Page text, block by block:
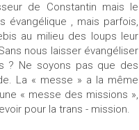
de Constantin mais le
évangélique , mais parfois,
au milieu des loups leur
nous laisser évangéliser
? Ne soyons pas que des
La « messe » a la même
« messe des missions »,
pour la trans - mission.